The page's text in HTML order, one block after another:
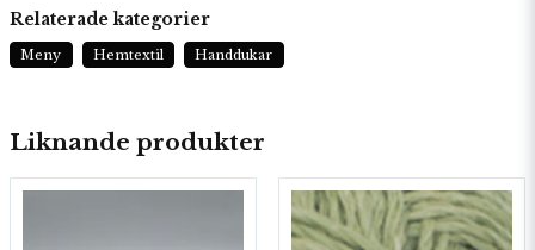
Liknande produkter
Relaterade kategorier
Meny Hemtextil Handdukar